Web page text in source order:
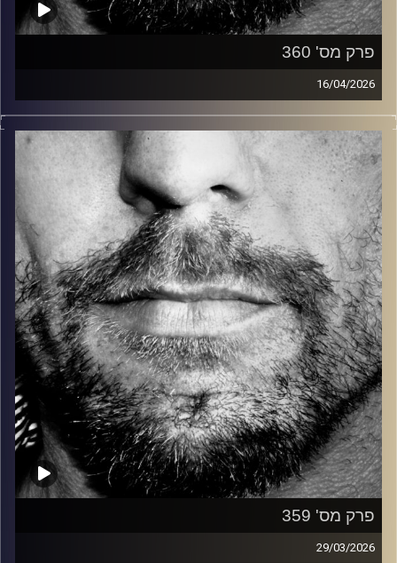
פרק מס' 360
16/04/2026
זיפים, מוזיקה מחוספסת של הופעות חיות. הרבה ג'אם, רוק,
בלוז, bluegrass, ג'אז, Fאנק, פרוגרסיב ואפילו אלקטרוניקה.
כל מה שחי, אמיתי ונושם.
עם שמוליק רגב.
קרדיט תמונות: David Goehring
פרק מס' 359
29/03/2026